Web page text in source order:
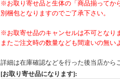
※お取り寄せ品と生体の「商品揃ってか
別梱包となりますのでご了承下さい。
※お取寄せ品のキャンセルは不可となり
またご注文時の数量なども間違いの無い
詳細は在庫確認などを行った後当店から
[お取り寄せ品になります]: